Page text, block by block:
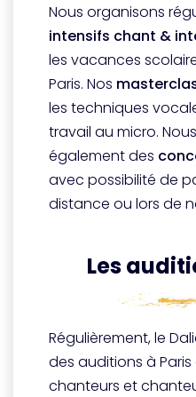
Nous organisons
intensifs chant &
les vacances
Paris. Nos
les techniques
travail au micro.
également des
avec possibilité de
distance ou lors de
Les
Régulièrement, le
des auditions à
chanteurs et